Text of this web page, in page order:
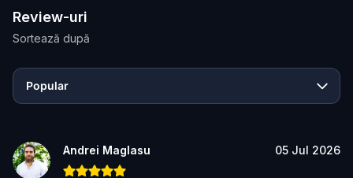
Review-uri
Sortează după
Popular
Andrei Maglasu 05 Jul 2026